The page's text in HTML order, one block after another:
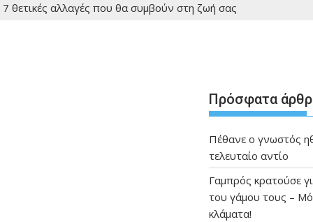
θετικές αλλαγές που θα συμβούν στη ζωή σας
Πρόσφατα
Πέθανε ο γνωστός
τελευταίο αντίο
Γαμπρός κρατούσε
του γάμου τους –
κλάματα!